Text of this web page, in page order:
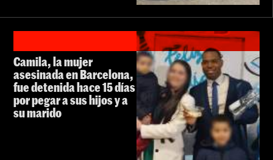
Camila, la mujer
asesinada en Barcelona,
fue detenida hace 15 días
por pegar a sus hijos y a
su marido